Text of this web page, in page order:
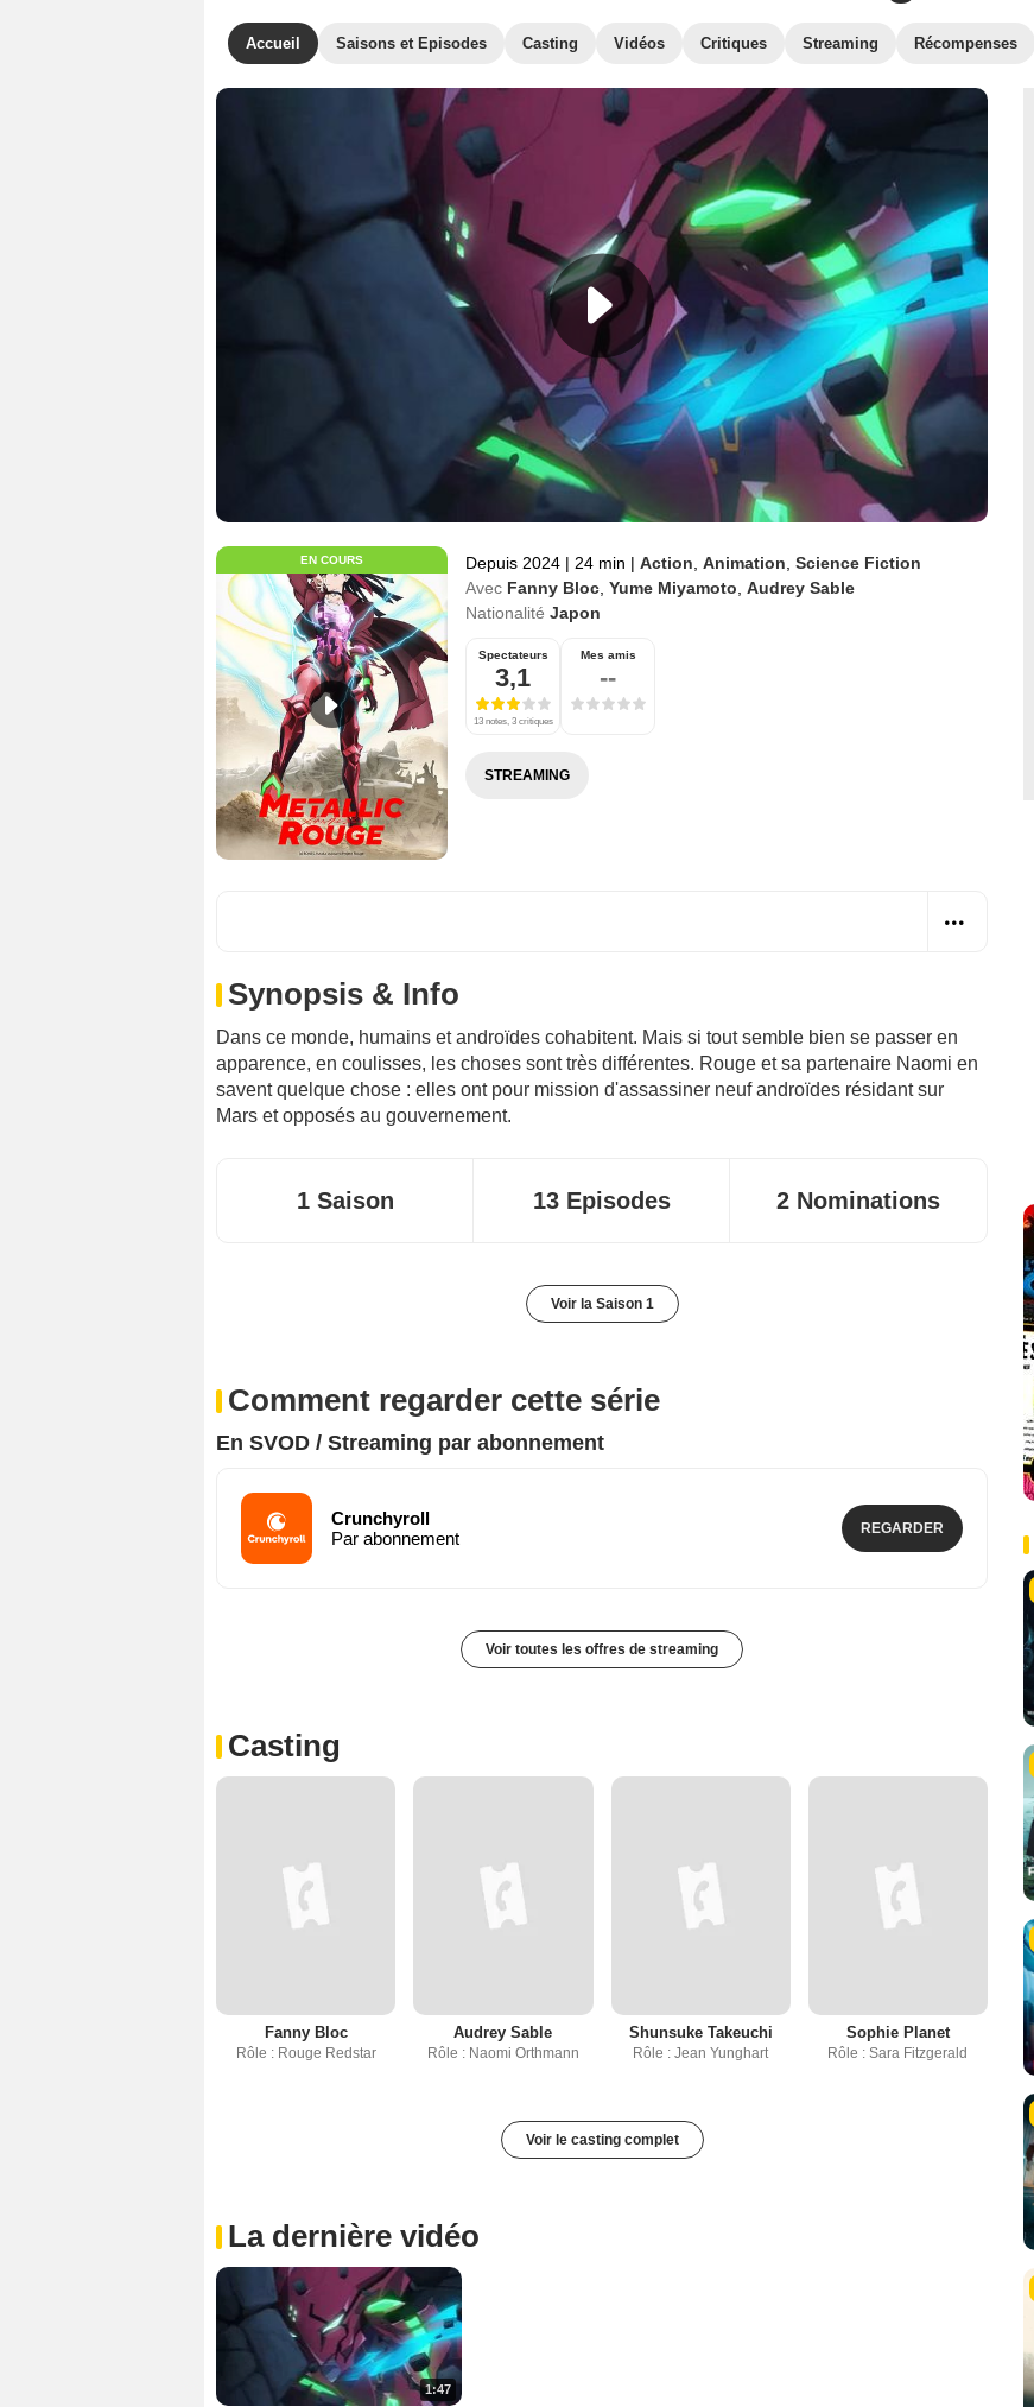
Accueil Saisons et Episodes Casting Vidéos Critiques Streaming Récompenses
EN COURS Depuis 2024 | 24 min | Action Animation Science Fiction
Avec Fanny Bloc Yume Miyamoto Audrey Sable
Nationalité Japon
Spectateurs
3,1
13 notes, 3 critiques
Mes amis
--
STREAMING
Synopsis & Info
Dans ce monde, humains et androïdes cohabitent. Mais si tout semble bien se passer en
apparence, en coulisses, les choses sont très différentes. Rouge et sa partenaire Naomi en
savent quelque chose : elles ont pour mission d'assassiner neuf androïdes résidant sur
Mars et opposés au gouvernement.
1 Saison 13 Episodes 2 Nominations
Voir la Saison 1
Comment regarder cette série
En SVOD / Streaming par abonnement
Crunchyroll
Par abonnement
REGARDER
Voir toutes les offres de streaming
Casting
Fanny Bloc
Rôle : Rouge Redstar
Audrey Sable
Rôle : Naomi Orthmann
Shunsuke Takeuchi
Rôle : Jean Yunghart
Sophie Planet
Rôle : Sara Fitzgerald
Voir le casting complet
La dernière vidéo
1:47